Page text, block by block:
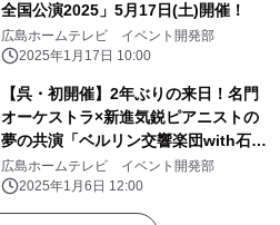
全国公演2025」5月17日(土)開催！
広島ホームテレビ イベント開発部
2025年1月17日 10:00
【呉・初開催】2年ぶりの来日！名門
オーケストラ×新進気鋭ピアニストの
夢の共演「ベルリン交響楽団with石井
琢磨」
広島ホームテレビ イベント開発部
2025年1月6日 12:00